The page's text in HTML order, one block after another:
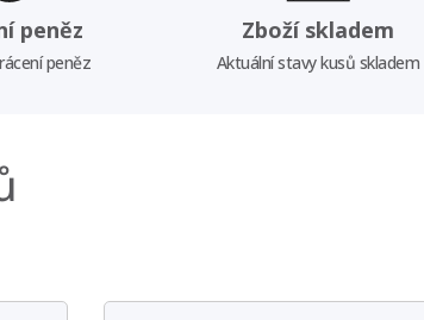
peněz
peněz
Zboží skladem
Aktuální stavy kusů skladem